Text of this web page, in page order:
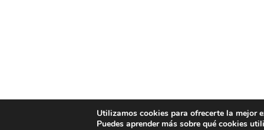
Utilizamos cookies para ofrecerte la mejor
Puedes aprender más sobre qué cookies